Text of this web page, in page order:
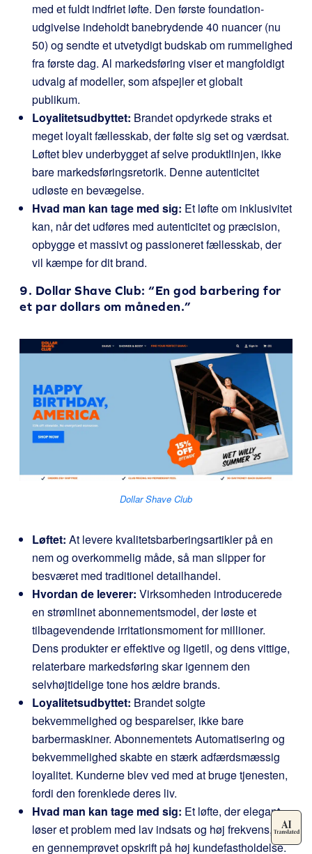
med et fuldt indfriet løfte. Den første foundation-
udgivelse indeholdt banebrydende 40 nuancer (nu
50) og sendte et utvetydigt budskab om rummelighed
fra første dag. Al markedsføring viser et mangfoldigt
udvalg af modeller, som afspejler et globalt
publikum.
Loyalitetsudbyttet: Brandet opdyrkede straks et
meget loyalt fællesskab, der følte sig set og værdsat.
Løftet blev underbygget af selve produktlinjen, ikke
bare markedsføringsretorik. Denne autenticitet
udløste en bevægelse.
Hvad man kan tage med sig: Et løfte om inklusivitet
kan, når det udføres med autenticitet og præcision,
opbygge et massivt og passioneret fællesskab, der
vil kæmpe for dit brand.
9. Dollar Shave Club: “En god barbering for
et par dollars om måneden.”
Dollar Shave Club
Løftet: At levere kvalitetsbarberingsartikler på en
nem og overkommelig måde, så man slipper for
besværet med traditionel detailhandel.
Hvordan de leverer: Virksomheden introducerede
en strømlinet abonnementsmodel, der løste et
tilbagevendende irritationsmoment for millioner.
Dens produkter er effektive og ligetil, og dens vittige,
relaterbare markedsføring skar igennem den
selvhøjtidelige tone hos ældre brands.
Loyalitetsudbyttet: Brandet solgte
bekvemmelighed og besparelser, ikke bare
barbermaskiner. Abonnementets Automatisering og
bekvemmelighed skabte en stærk adfærdsmæssig
loyalitet. Kunderne blev ved med at bruge tjenesten,
fordi den forenklede deres liv.
Hvad man kan tage med sig: Et løfte, der elegant
løser et problem med lav indsats og høj frekvens, er
en gennemprøvet opskrift på høj kundefastholdelse.